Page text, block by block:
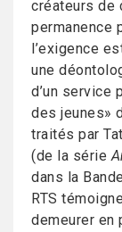
créateurs de
permanence
l’exigence
une
d’un service
des jeunes»
traités par
(de la série
dans la
RTS
demeurer en